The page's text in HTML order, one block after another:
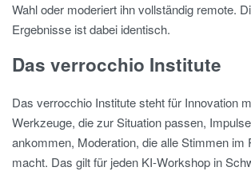
Wahl oder moderiert ihn vollständig remote.
Ergebnisse ist dabei identisch.
Das verrocchio Institute
Das verrocchio Institute steht für Innovation
Werkzeuge, die zur Situation passen,
ankommen, Moderation, die alle Stimmen im
macht. Das gilt für jeden KI-Workshop in